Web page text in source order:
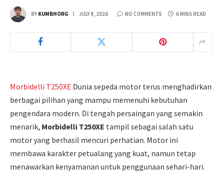
BY KUMBHORG JULY 8, 2026 NO COMMENTS 6 MINS READ
Morbidelli T250XE Dunia sepeda motor terus menghadirkan
berbagai pilihan yang mampu memenuhi kebutuhan
pengendara modern. Di tengah persaingan yang semakin
menarik, Morbidelli T250XE tampil sebagai salah satu
motor yang berhasil mencuri perhatian. Motor ini
membawa karakter petualang yang kuat, namun tetap
menawarkan kenyamanan untuk penggunaan sehari-hari.